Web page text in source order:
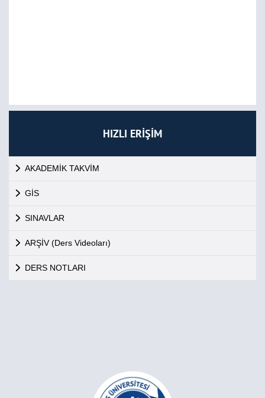
HIZLI ERİŞİM
AKADEMİK TAKVİM
GİS
SINAVLAR
ARŞİV (Ders Videoları)
DERS NOTLARI